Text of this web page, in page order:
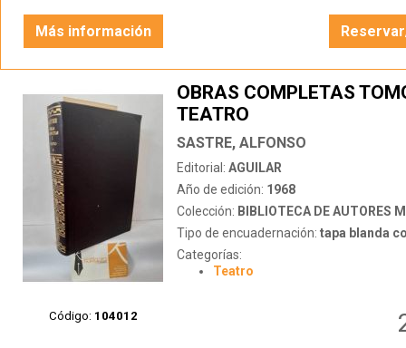
Más información
Código: 104012
OBRAS COMPLETAS
TEATRO
SASTRE, ALFONSO
Editorial: AGUILAR
Año de edición: 1968
Colección: BIBLIOTECA DE AUTORES
Tipo de encuadernación: tapa blanda
Categorías:
Teatro